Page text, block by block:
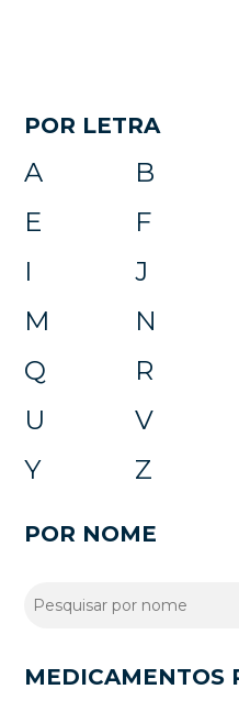
POR LETRA
A B
E
F
I
J
M
N
Q
R
U
V
Y
Z
POR NOME
MEDICAMENTOS